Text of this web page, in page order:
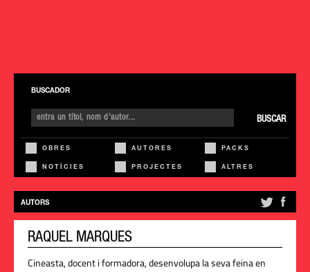
BUSCADOR
BUSCAR
OBRES AUTORES PACKS
NOTÍCIES PROJECTES ALTRES
AUTORS
RAQUEL MARQUES
Cineasta, docent i formadora, desenvolupa la seva feina en